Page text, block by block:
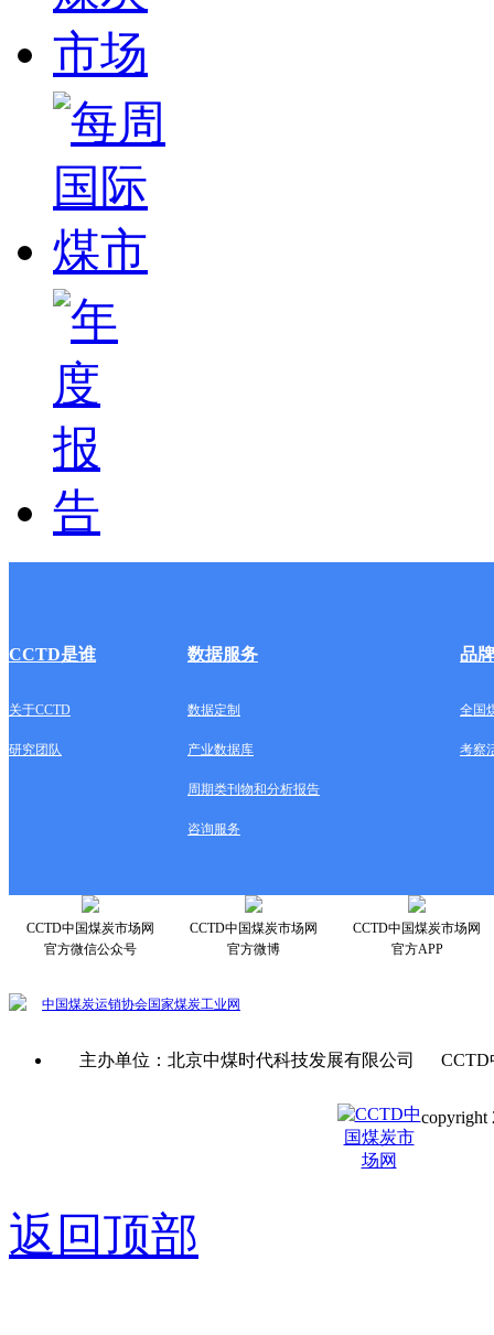
CCTD是谁 数据服务 品
关于CCTD 数据定制 全国
研究团队 产业数据库 考察
周期类刊物和分析报告
咨询服务
CCTD中国煤炭市场网
官方微信公众号
CCTD中国煤炭市场网
官方微博
CCTD中国煤炭市场网
官方APP
中国煤炭运销协会国家煤炭工业网
主办单位：北京中煤时代科技发展有限公司
copyright
返回顶部